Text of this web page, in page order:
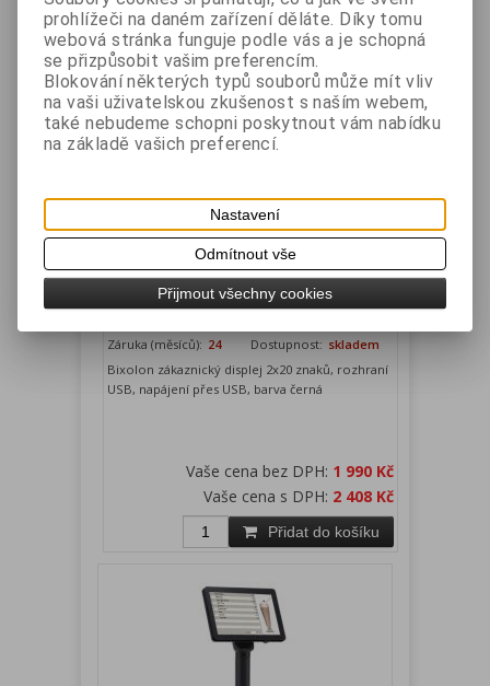
Bixolon BCD-3000 USB LCD zák.
displej, 2x20, napájení USB, černý
Výrobce:BIXOLON
Katalogové číslo:
Záruka (měsíců): 24 Dostupnost: skladem
Bixolon zákaznický displej 2x20 znaků, rozhraní
USB, napájení přes USB, barva černá
Vaše cena bez DPH: 1 990 Kč
Vaše cena s DPH: 2 408 Kč
Přidat do košíku
prohlížeči na daném zařízení děláte. Díky tomu
webová stránka funguje podle vás a je schopná
se přizpůsobit vašim preferencím.
Blokování některých typů souborů může mít vliv
na vaši uživatelskou zkušenost s naším webem,
také nebudeme schopni poskytnout vám nabídku
na základě vašich preferencí.
Nastavení
Odmítnout vše
Přijmout všechny cookies